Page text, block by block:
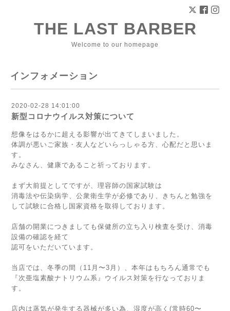
THE LAST BARBER
Welcome to our homepage
インフォメーション
2020-02-28 14:01:00
新型コロナウイルス対策について
想像をはるかに超える影響が出てきてしまいました。
体調が悪いご家族・友人などいらっしゃる方、心配だと思いま
す。
みなさん、健康であること祈っております。
まず大前提としてですが、理容師の国家試験は
消毒法や伝染病学、公衆衛生学が必修であり、きちんと勉強を
して試験に合格し国家資格を取得しております。
店舗の開業につきましても保健所の立ち入り検査を受け、消毒
設備の確認を経て
認可をいただいています。
当店では、冬季の間（11月〜3月）、本年はもちろん通常でも
『次亜塩素酸ナトリウム系』ウイルス対策を行なっておりま
す。
店内は蒸気が発生する器械が多い為、湿度が高く(常時60〜